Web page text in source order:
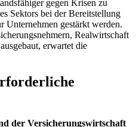
gegen Krisen zu
Sektors bei der Bereitstellung
Unternehmen gestärkt werden.
Realwirtschaft
erwartet die
der Versicherungswirtschaft